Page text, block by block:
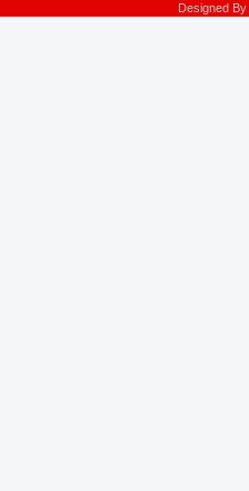
Designed By